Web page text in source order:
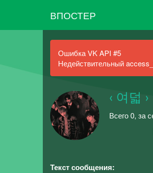
ВПОСТЕР
Ошибка VK API #5
Недействительный
‹ 여덟
Всего 0, за
ᅠᅠ ᅠᅠ [@
Текст сообщения: